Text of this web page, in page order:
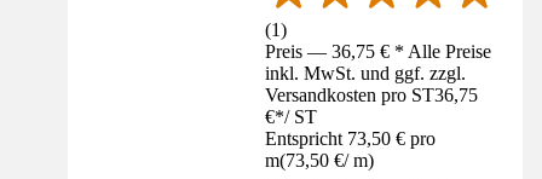
(1)
Preis — 36,75 € * Alle Preise
inkl. MwSt. und ggf. zzgl.
Versandkosten pro ST36,75
€*/ ST
Entspricht 73,50 € pro
m(73,50 €/ m)